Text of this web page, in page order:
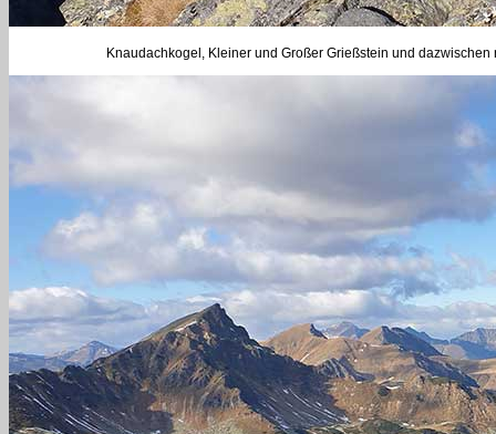
Knaudachkogel, Kleiner und Großer Grießstein und